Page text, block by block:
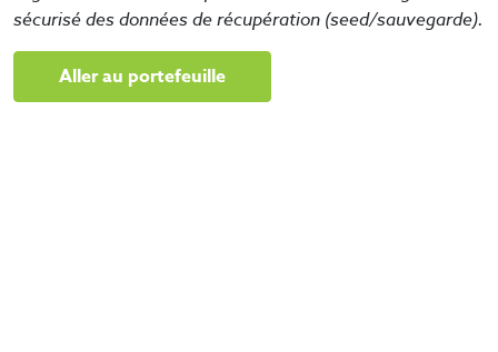
sécurisé des données de récupération (seed/sauvegarde).
Aller au portefeuille